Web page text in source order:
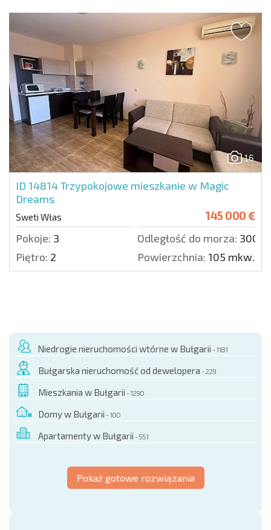
16
ID 14814Trzypokojowe mieszkanie w Magic
Dreams
Sweti Włas 145 000 €
Pokoje: 3 Odległość do morza: 300
Piętro: 2 Powierzchnia: 105 mkw.
Niedrogie nieruchomości wtórne w Bułgarii - 1181
Bułgarska nieruchomość od dewelopera - 229
Mieszkania w Bułgarii - 1290
Domy w Bułgarii - 100
Apartamenty w Bułgarii - 551
Pokaż gotowe rozwiązania